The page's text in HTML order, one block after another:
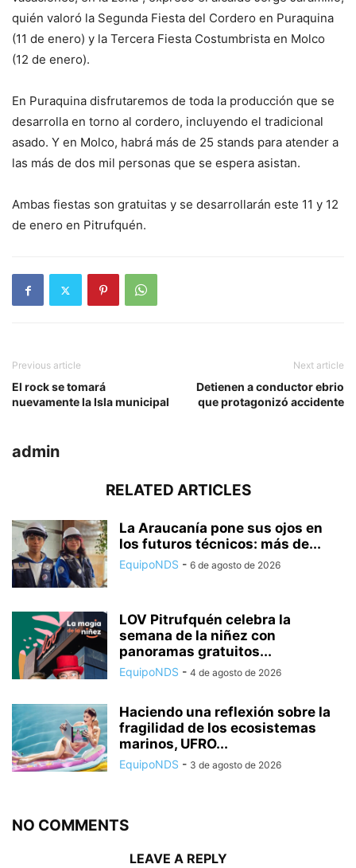
quién valoró la Segunda Fiesta del Cordero en Puraquina
(11 de enero) y la Tercera Fiesta Costumbrista en Molco
(12 de enero).
En Puraquina disfrutaremos de toda la producción que se
desarrolla en torno al cordero, incluyendo el tradicional
asado. Y en Molco, habrá más de 25 stands para atender a
las más de dos mil personas que se espera asistan.
Ambas fiestas son gratuitas y se desarrollarán este 11 y 12
de enero en Pitrufquén.
Previous article
El rock se tomará
nuevamente la Isla municipal
Next article
Detienen a conductor ebrio
que protagonizó accidente
admin
RELATED ARTICLES
La Araucanía pone sus ojos en
los futuros técnicos: más de...
EquipoNDS - 6 de agosto de 2026
LOV Pitrufquén celebra la
semana de la niñez con
panoramas gratuitos...
EquipoNDS - 4 de agosto de 2026
Haciendo una reflexión sobre la
fragilidad de los ecosistemas
marinos, UFRO...
EquipoNDS - 3 de agosto de 2026
NO COMMENTS
LEAVE A REPLY